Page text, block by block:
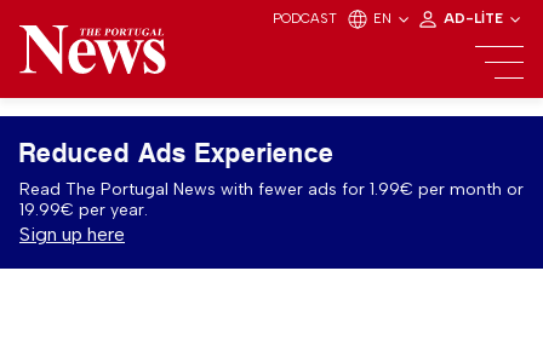
PODCAST EN AD-LITE
Reduced Ads Experience
Read The Portugal News with fewer ads for 1.99€ per month or
19.99€ per year.
Sign up here